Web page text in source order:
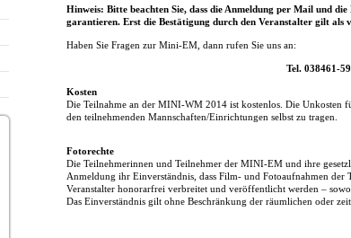
Hinweis: Bitte beachten Sie, dass die Anmeldung per Mail und die
garantieren. Erst die Bestätigung durch den Veranstalter gilt als
Haben Sie Fragen zur Mini-EM, dann rufen Sie uns an:
Tel. 038461-
Kosten
Die Teilnahme an der MINI-WM 2014 ist kostenlos. Die Unkosten
den teilnehmenden Mannschaften/Einrichtungen selbst zu tragen.
Fotorechte
Die Teilnehmerinnen und Teilnehmer der MINI-EM und ihre
Anmeldung ihr Einverständnis, dass Film- und Fotoaufnahmen der
Veranstalter honorarfrei verbreitet und veröffentlicht werden –
Das Einverständnis gilt ohne Beschränkung der räumlichen oder